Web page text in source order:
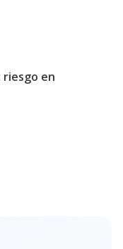
en